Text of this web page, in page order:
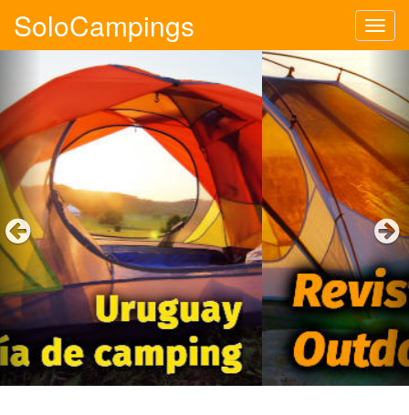
SoloCampings